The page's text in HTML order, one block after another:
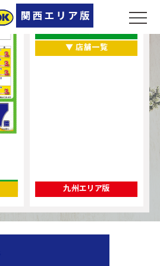
大阪府
▼ 店舗一覧
九州エリア版